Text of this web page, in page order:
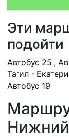
Эти
подойти
Автобус 25 ,
Тагил -
Автобус 19
Нижний